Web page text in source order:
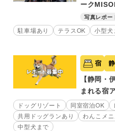
ーク
写真レポー
駐車場あり テラスOK 小型犬
宿
【静岡・
まれる宿
ドッグリゾート 同室宿泊OK
共用ドッグランあり
わんこメ
中型犬まで